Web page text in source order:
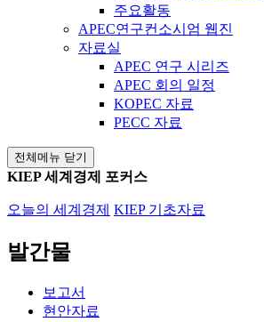
주요활동
APEC연구컨소시엄 웹진
자료실
APEC 연구 시리즈
APEC 회의 일정
KOPEC 자료
PECC 자료
전체메뉴 닫기
KIEP 세계경제 포커스
오늘의 세계경제 KIEP 기초자료
발간물
보고서
현안자료